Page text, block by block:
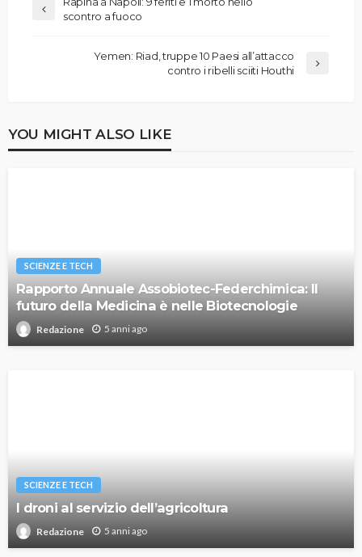
scontro a fuoco
Yemen: Riad, truppe 10 Paesi all’attacco
contro i ribelli sciiti Houthi
YOU MIGHT ALSO LIKE
SCIENZE E TECH
Rapporto Annuale Assobiotec-Federchimica: Il
futuro della Medicina è nelle Biotecnologie
Redazione 5 anni ago
SCIENZE E TECH
I droni al servizio dell’agricoltura
Redazione 5 anni ago